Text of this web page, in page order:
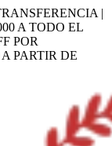
|
A TODO EL
POR
PARTIR DE